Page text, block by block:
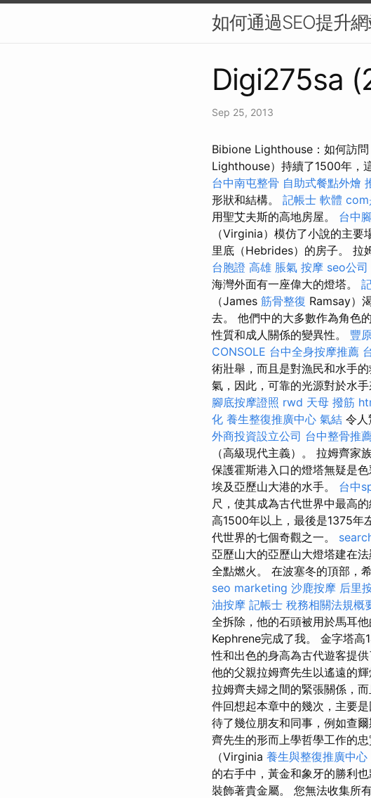
如何通過SEO提升
Digi275sa
Sep 25, 2013
Bibion​​e Lighthouse：如何訪
Lighthouse）持續了1500年，
台中南屯整骨 自助式餐點外燴
形狀和結構。 記帳士 軟體 com
用聖艾夫斯的高地房屋。 台中
（Virginia）模仿了小說的主
里底（Hebrides）的房子。 拉
台胞證 高雄 脹氣 按摩 seo公司
海灣外面有一座偉大的燈塔。
（James 筋骨整復 Ramsay）
去。 他們中的大多數作為角色
性質和成人關係的變異性。 豐
CONSOLE 台中全身按摩推薦
術壯舉，而且是對漁民和水手
氣，因此，可靠的光源對於水
腳底按摩證照 rwd 天母 撥筋
化 養生整復推廣中心 氣結 令人
外商投資設立公司 台中整骨推
（高級現代主義）。 拉姆齊家
保護霍斯港入口的燈塔無疑是
埃及亞歷山大港的水手。 台中
尺，使其成為古代世界中最高的
高1500年以上，最後是1375年
代世界的七個奇觀之一。
亞歷山大的亞歷山大燈塔建在
全點燃火。 在波塞冬的頂部，
seo marketing 沙鹿按摩 后里
油按摩 記帳士 稅務相關法規概
全拆除，他的石頭被用於馬耳
Kephrene完成了我。 金字塔
性和出色的身高為古代遊客提
他的父親拉姆齊先生以遙遠的
拉姆齊夫婦之間的緊張關係，
件回想起本章中的幾次，主要
待了幾位朋友和同事，例如查
齊先生的形而上學哲學工作的忠
（Virginia 養生與整復推廣中心
的右手中，黃金和象牙的勝利
裝飾著貴金屬。 您無法收集所